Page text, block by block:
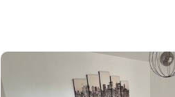
an.Prix moyens des énergies indexés
2021,2022,2023 (abonnements compris)
documents: - Financial guarantee -